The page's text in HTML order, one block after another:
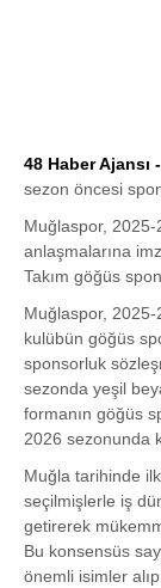
48 Haber Ajansı
sezon öncesi
Muğlaspor,
anlaşmalarına
Takım göğüs
Muğlaspor,
kulübün göğüs
sponsorluk
sezonda yeşil
formanın göğüs
2026 sezonunda
Muğla tarihinde
seçilmişlerle iş
getirerek
Bu konsensüs
önemli isimler